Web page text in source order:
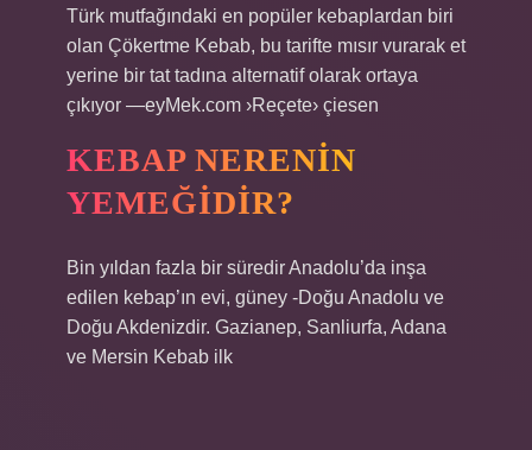
Türk mutfağındaki en popüler kebaplardan biri
olan Çökertme Kebab, bu tarifte mısır vurarak et
yerine bir tat tadına alternatif olarak ortaya
çıkıyor —eyMek.com ›Reçete› çiesen
KEBAP NERENIN
YEMEĞIDIR?
Bin yıldan fazla bir süredir Anadolu’da inşa
edilen kebap’ın evi, güney -Doğu Anadolu ve
Doğu Akdenizdir. Gazianep, Sanliurfa, Adana
ve Mersin Kebab ilk